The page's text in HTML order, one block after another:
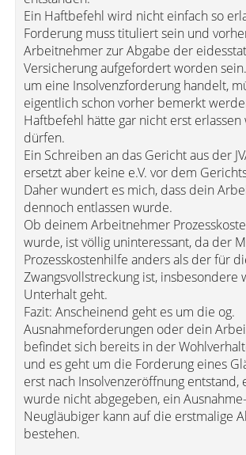
Ein Haftbefehl wird nicht einfach so
Forderung muss tituliert sein und
Arbeitnehmer zur Abgabe der
Versicherung aufgefordert worden
um eine Insolvenzforderung handelt,
eigentlich schon vorher bemerkt
Haftbefehl hätte gar nicht erst
dürfen.
Ein Schreiben an das Gericht aus der
ersetzt aber keine e.V. vor dem
Daher wundert es mich, dass dein
dennoch entlassen wurde.
Ob deinem Arbeitnehmer
wurde, ist völlig uninteressant, da der
Prozesskostenhilfe anders als der für
Zwangsvollstreckung ist, insbesondere
Unterhalt geht.
Fazit: Anscheinend geht es um die og.
Ausnahmeforderungen oder dein
befindet sich bereits in der
und es geht um die Forderung eines
erst nach Insolvenzeröffnung entstand,
wurde nicht abgegeben, ein
Neugläubiger kann auf die erstmalige
bestehen.